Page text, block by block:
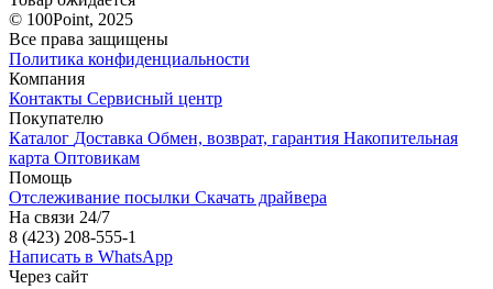
© 100Point, 2025
Все права защищены
Политика конфиденциальности
Компания
Контакты Сервисный центр
Покупателю
Каталог Доставка Обмен, возврат, гарантия Накопительная
карта Оптовикам
Помощь
Отслеживание посылки Скачать драйвера
На связи 24/7
8 (423) 208-555-1
Написать в WhatsApp
Через сайт